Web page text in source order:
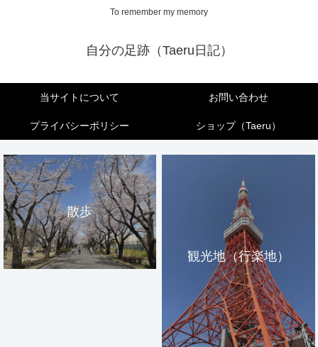
To remember my memory
自分の足跡（Taeru日記）
当サイトについて お問い合わせ
プライバシーポリシー ショップ（Taeru）
散歩
観光地（行楽地）